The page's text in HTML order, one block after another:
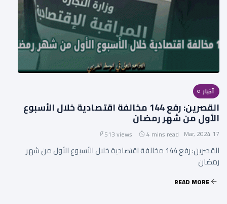
أخبار
القصرين: رفع 144 مخالفة اقتصادية خلال الأسبوع
الأول من شهر رمضان
17 Mar, 2024
4 mins read
513 views
القصرين: رفع 144 مخالفة اقتصادية خلال الأسبوع الأول من شهر
رمضان
READ MORE